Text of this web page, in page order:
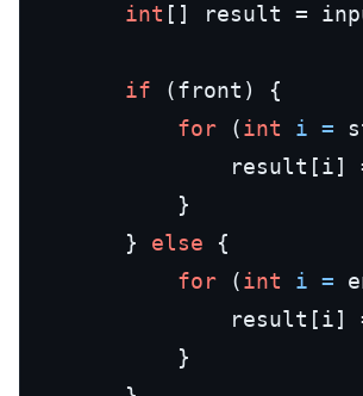
int [] result =
if (front) {
for (int i =
		}
else {
for (int i =